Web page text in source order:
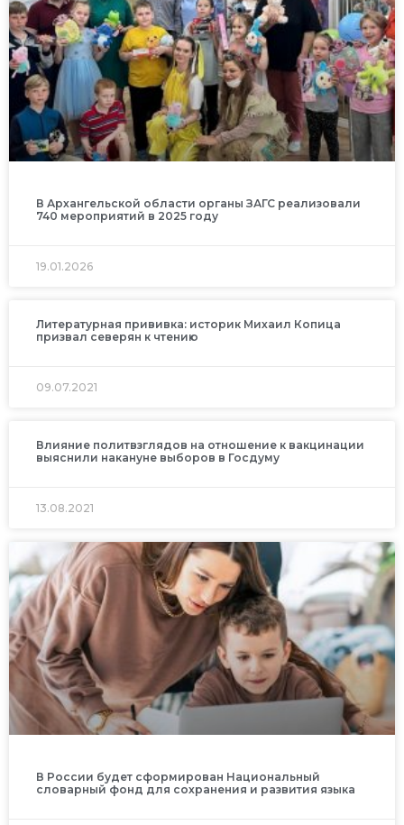
В Архангельской области органы ЗАГС реализовали
740 мероприятий в 2025 году
19.01.2026
Литературная прививка: историк Михаил Копица
призвал северян к чтению
09.07.2021
Влияние политвзглядов на отношение к вакцинации
выяснили накануне выборов в Госдуму
13.08.2021
В России будет сформирован Национальный
словарный фонд для сохранения и развития языка